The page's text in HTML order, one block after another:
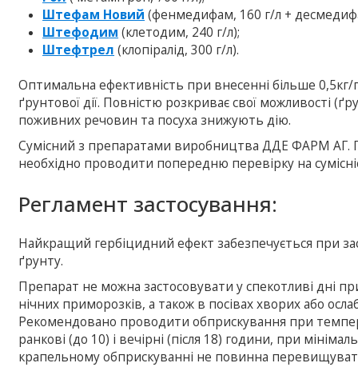
Штефам Новий (фенмедифам, 160 г/л +
Штефодим (клетодим, 240 г/л);
Штефтрел (клопіралід, 300 г/л).
Оптимальна ефективність при внесенні більше
ґрунтової дії. Повністю розкриває свої можливості
поживних речовин та посуха знижують дію.
Сумісний з препаратами виробництва ДДЕ ФАРМ АГ.
необхідно проводити попередню перевірку на
Регламент застосування:
Найкращий гербіцидний ефект забезпечується при
ґрунту.
Препарат не можна застосовувати у спекотливі дні
нічних приморозків, а також в посівах хворих або
Рекомендовано проводити обприскування при
ранкові (до 10) і вечірні (після 18) години, при
крапельному обприскуванні не повинна